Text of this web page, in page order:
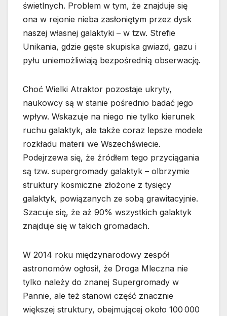
świetlnych. Problem w tym, że znajduje się
ona w rejonie nieba zasłoniętym przez dysk
naszej własnej galaktyki – w tzw. Strefie
Unikania, gdzie gęste skupiska gwiazd, gazu i
pyłu uniemożliwiają bezpośrednią obserwację.
Choć Wielki Atraktor pozostaje ukryty,
naukowcy są w stanie pośrednio badać jego
wpływ. Wskazuje na niego nie tylko kierunek
ruchu galaktyk, ale także coraz lepsze modele
rozkładu materii we Wszechświecie.
Podejrzewa się, że źródłem tego przyciągania
są tzw. supergromady galaktyk – olbrzymie
struktury kosmiczne złożone z tysięcy
galaktyk, powiązanych ze sobą grawitacyjnie.
Szacuje się, że aż 90% wszystkich galaktyk
znajduje się w takich gromadach.
W 2014 roku międzynarodowy zespół
astronomów ogłosił, że Droga Mleczna nie
tylko należy do znanej Supergromady w
Pannie, ale też stanowi część znacznie
większej struktury, obejmującej około 100 000